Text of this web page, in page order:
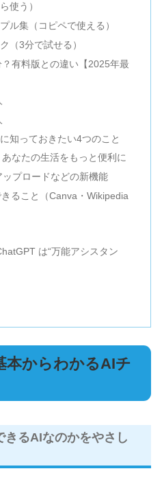
使う）
ル集（コピペで使える）
（3分で試せる）
有料版との違い【2025年最
知っておきたい4つのこと
なたの生活をもっと便利に
プロードなどの新機能
ること（Canva・Wikipedia
は“万能アシスタン
本からわかるAIチ
るAIなのかをやさし